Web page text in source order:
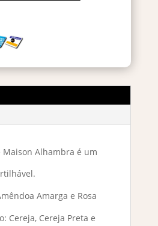
Maison Alhambra é um
Amarga e Rosa
Cereja, Cereja Preta e